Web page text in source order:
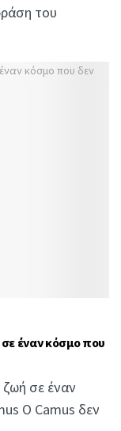
του
σε έναν κόσμο που
ζωή σε έναν
Ο Camus δεν